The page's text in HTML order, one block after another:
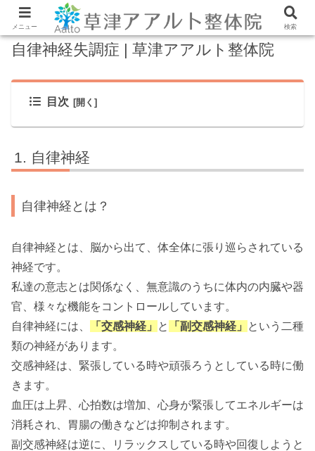
自律神経失調症 | 草津アアルト整体院
目次
自律神経
自律神経とは？
自律神経とは、脳から出て、体全体に張り巡らされている
神経です。
私達の意志とは関係なく、無意識のうちに体内の内臓や器
官、様々な機能をコントロールしています。
自律神経には、
「交感神経」 と 「副交感神経」
という二種
類の神経があります。
交感神経は、緊張している時や頑張ろうとしている時に働
きます。
血圧は上昇、心拍数は増加、心身が緊張してエネルギーは
消耗され、胃腸の働きなどは抑制されます。
副交感神経は逆に、リラックスしている時や回復しようと
メニュー 検索